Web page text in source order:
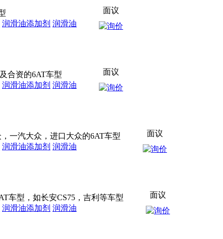
润滑油添加剂 润滑油
面议
合资的6AT车型
润滑油添加剂 润滑油
面议
一汽大众，进口大众的6AT车型
润滑油添加剂 润滑油
面议
车型，如长安CS75，吉利等车型
润滑油添加剂 润滑油
面议